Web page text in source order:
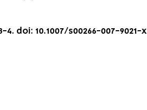
4. doi: 10.1007/s00266-007-9021-x